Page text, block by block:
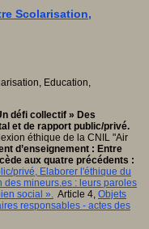
Scolarisation,
défi collectif » Des
et de rapport public/privé.
éthique de la CNIL "Air
d’enseignement : Entre
aux quatre précédents :
privé, Elaborer l'éthique du
des mineurs.es : leurs paroles
social ». Article 4, Objets
responsables - actes des